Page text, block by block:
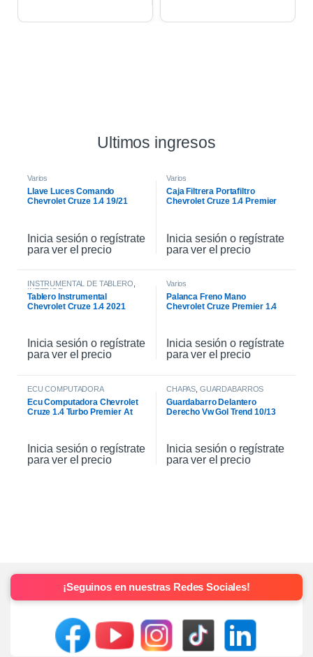
Ultimos ingresos
Varios
Llave Luces Comando
Chevrolet Cruze 1.4 19/21
Inicia sesión o regístrate
para ver el precio
Varios
Caja Filtrera Portafiltro
Chevrolet Cruze 1.4 Premier
Inicia sesión o regístrate
para ver el precio
INSTRUMENTAL DE TABLERO
INTERIOR
Tablero Instrumental
Chevrolet Cruze 1.4 2021
Inicia sesión o regístrate
para ver el precio
Varios
Palanca Freno Mano
Chevrolet Cruze Premier 1.4
Inicia sesión o regístrate
para ver el precio
ECU COMPUTADORA
Ecu Computadora Chevrolet
Cruze 1.4 Turbo Premier At
Inicia sesión o regístrate
para ver el precio
CHAPAS GUARDABARROS
Guardabarro Delantero
Derecho Vw Gol Trend 10/13
Inicia sesión o regístrate
para ver el precio
¡Seguinos en nuestras Redes Sociales!